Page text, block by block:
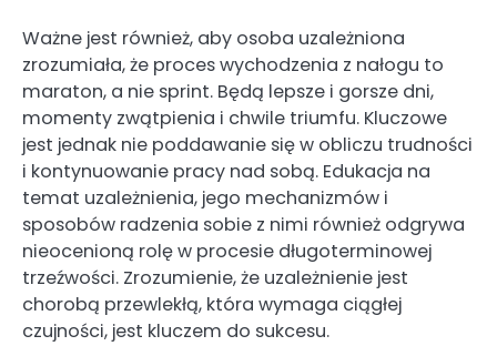
Ważne jest również, aby osoba uzależniona
zrozumiała, że proces wychodzenia z nałogu to
maraton, a nie sprint. Będą lepsze i gorsze dni,
momenty zwątpienia i chwile triumfu. Kluczowe
jest jednak nie poddawanie się w obliczu trudności
i kontynuowanie pracy nad sobą. Edukacja na
temat uzależnienia, jego mechanizmów i
sposobów radzenia sobie z nimi również odgrywa
nieocenioną rolę w procesie długoterminowej
trzeźwości. Zrozumienie, że uzależnienie jest
chorobą przewlekłą, która wymaga ciągłej
czujności, jest kluczem do sukcesu.